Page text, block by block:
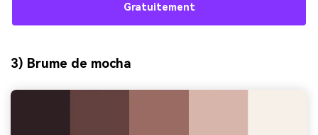
Gratuitement
3) Brume de mocha